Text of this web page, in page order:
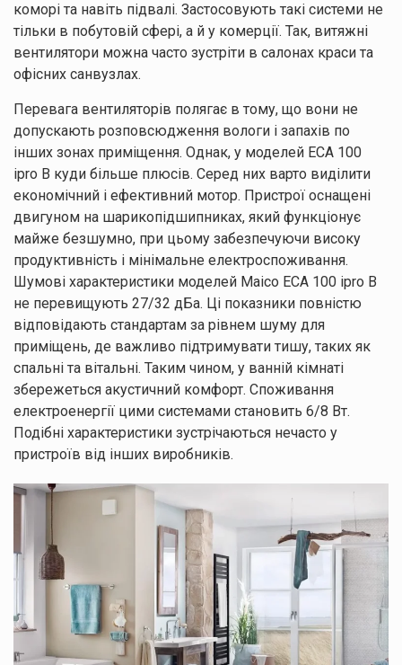
коморі та навіть підвалі. Застосовують такі системи не
тільки в побутовій сфері, а й у комерції. Так, витяжні
вентилятори можна часто зустріти в салонах краси та
офісних санвузлах.
Перевага вентиляторів полягає в тому, що вони не
допускають розповсюдження вологи і запахів по
інших зонах приміщення. Однак, у моделей ECA 100
ipro B куди більше плюсів. Серед них варто виділити
економічний і ефективний мотор. Пристрої оснащені
двигуном на шарикопідшипниках, який функціонує
майже безшумно, при цьому забезпечуючи високу
продуктивність і мінімальне електроспоживання.
Шумові характеристики моделей Maico ECA 100 ipro B
не перевищують 27/32 дБа. Ці показники повністю
відповідають стандартам за рівнем шуму для
приміщень, де важливо підтримувати тишу, таких як
спальні та вітальні. Таким чином, у ванній кімнаті
збережеться акустичний комфорт. Споживання
електроенергії цими системами становить 6/8 Вт.
Подібні характеристики зустрічаються нечасто у
пристроїв від інших виробників.